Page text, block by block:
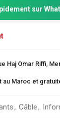
sur
Haj Omar Riffi,
Maroc et
, Câble,